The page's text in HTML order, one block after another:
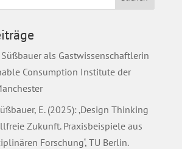
als Gastwissenschaftlerin
Consumption Institute der
E. (2025): ‚Design Thinking
Zukunft. Praxisbeispiele aus
Forschung‘, TU Berlin.